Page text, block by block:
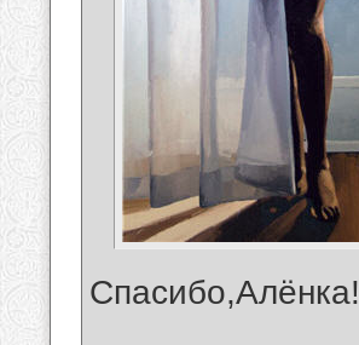
Спасибо,Алёнка!